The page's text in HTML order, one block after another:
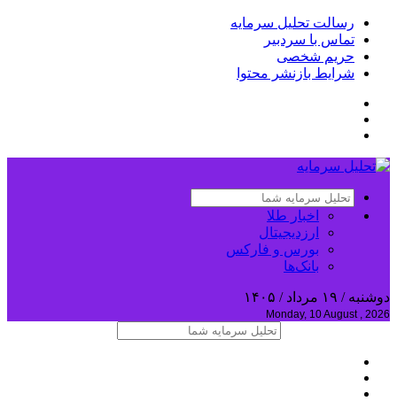
رسالت تحلیل سرمایه
تماس با سردبیر
حریم شخصی
شرایط بازنشر محتوا
اخبار طلا
ارزدیجیتال
بورس و فارکس
بانک‌ها
دوشنبه / ۱۹ مرداد / ۱۴۰۵
Monday, 10 August , 2026